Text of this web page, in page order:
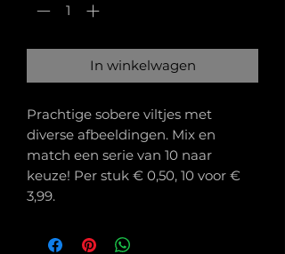
In winkelwagen
Prachtige sobere viltjes met
diverse afbeeldingen. Mix en
match een serie van 10 naar
keuze! Per stuk € 0,50, 10 voor €
3,99.